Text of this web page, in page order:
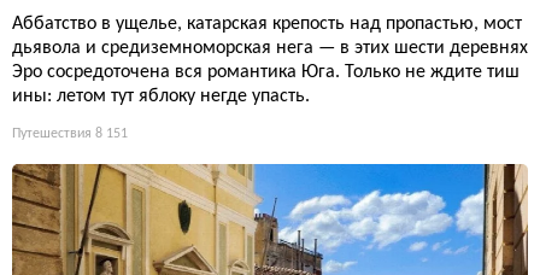
Аббатство в ущелье, катарская крепость над пропастью, мост
дьявола и средиземноморская нега — в этих шести деревнях
Эро сосредоточена вся романтика Юга. Только не ждите тиш
ины: летом тут яблоку негде упасть.
Путешествия 8 151